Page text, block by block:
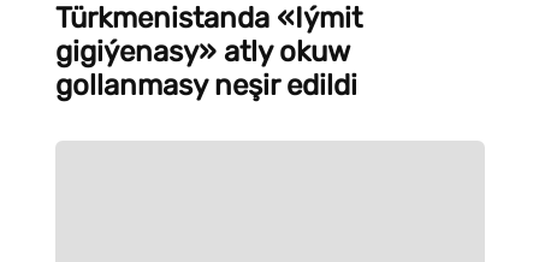
Türkmenistanda «Iýmit
gigiýenasy» atly okuw
gollanmasy neşir edildi